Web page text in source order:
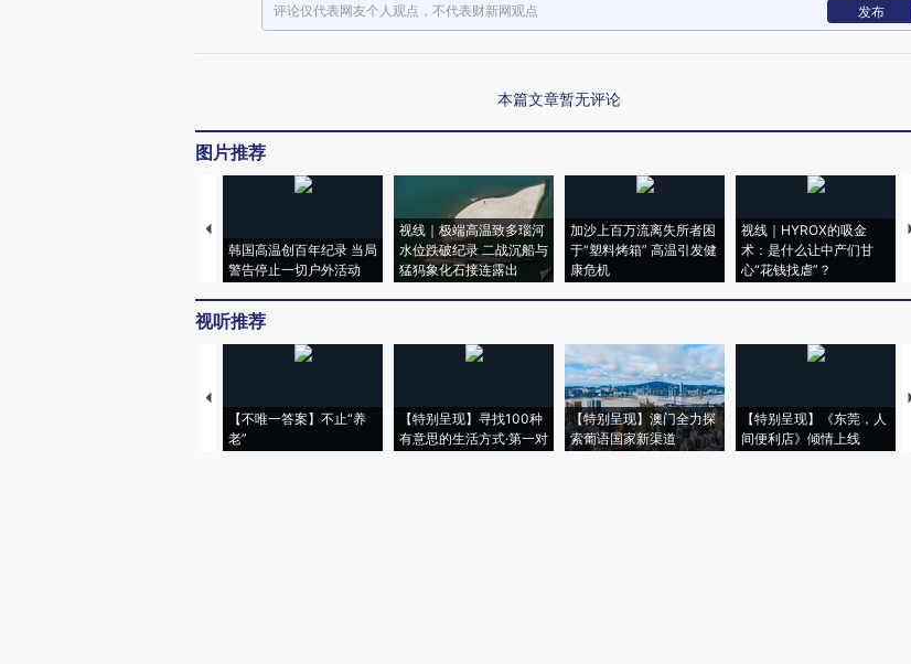
评论仅代表网友个人观点，不代表财新网观点 发布
本篇文章暂无评论
图片推荐
韩国高温创百年纪录 当局
警告停止一切户外活动
视线｜极端高温致多瑙河
水位跌破纪录 二战沉船与
猛犸象化石接连露出
加沙上百万流离失所者困
于“塑料烤箱” 高温引发健
康危机
视线｜HYROX的吸金
术：是什么让中产们甘
心“花钱找虐”？
视听推荐
【不唯一答案】不止“养
老”
【特别呈现】寻找100种
有意思的生活方式·第一对
【特别呈现】澳门全力探
索葡语国家新渠道
【特别呈现】《东莞，人
间便利店》倾情上线